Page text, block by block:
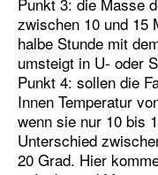
zwischen 10 und 15
halbe Stunde mit
umsteigt in U- oder
Punkt 4: sollen die
Innen Temperatur
wenn sie nur 10 bis
Unterschied
20 Grad. Hier